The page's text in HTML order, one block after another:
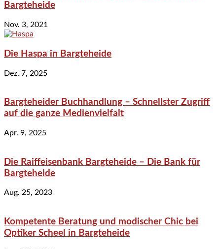
Bargteheide
Nov. 3, 2021
Die Haspa in Bargteheide
Dez. 7, 2025
Bargteheider Buchhandlung – Schnellster Zugriff
auf die ganze Medienvielfalt
Apr. 9, 2025
Die Raiffeisenbank Bargteheide – Die Bank für
Bargteheide
Aug. 25, 2023
Kompetente Beratung und modischer Chic bei
Optiker Scheel in Bargteheide